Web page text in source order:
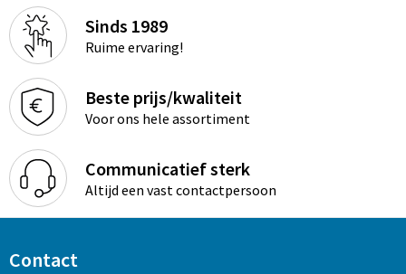
Sinds 1989
Ruime ervaring!
Beste prijs/kwaliteit
Voor ons hele assortiment
Communicatief sterk
Altijd een vast contactpersoon
Contact